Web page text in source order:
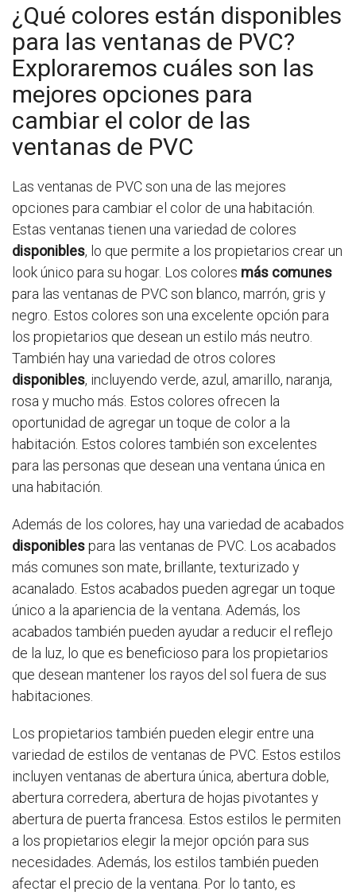
¿Qué colores están disponibles
para las ventanas de PVC?
Exploraremos cuáles son las
mejores opciones para
cambiar el color de las
ventanas de PVC
Las ventanas de PVC son una de las mejores
opciones para cambiar el color de una habitación.
Estas ventanas tienen una variedad de colores
disponibles, lo que permite a los propietarios crear un
look único para su hogar. Los colores más comunes
para las ventanas de PVC son blanco, marrón, gris y
negro. Estos colores son una excelente opción para
los propietarios que desean un estilo más neutro.
También hay una variedad de otros colores
disponibles, incluyendo verde, azul, amarillo, naranja,
rosa y mucho más. Estos colores ofrecen la
oportunidad de agregar un toque de color a la
habitación. Estos colores también son excelentes
para las personas que desean una ventana única en
una habitación.
Además de los colores, hay una variedad de acabados
disponiblespara las ventanas de PVC. Los acabados
más comunes son mate, brillante, texturizado y
acanalado. Estos acabados pueden agregar un toque
único a la apariencia de la ventana. Además, los
acabados también pueden ayudar a reducir el reflejo
de la luz, lo que es beneficioso para los propietarios
que desean mantener los rayos del sol fuera de sus
habitaciones.
Los propietarios también pueden elegir entre una
variedad de estilos de ventanas de PVC. Estos estilos
incluyen ventanas de abertura única, abertura doble,
abertura corredera, abertura de hojas pivotantes y
abertura de puerta francesa. Estos estilos le permiten
a los propietarios elegir la mejor opción para sus
necesidades. Además, los estilos también pueden
afectar el precio de la ventana. Por lo tanto, es